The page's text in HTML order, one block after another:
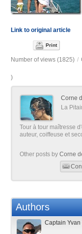
Link to original article
Print
Number of views (1825) /
)
Corne
La
Tour à tour maîtresse
auteur, coiffeuse et
Other posts byCorne
Authors
Captain